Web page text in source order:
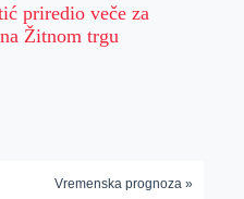
priredio veče za
Žitnom trgu